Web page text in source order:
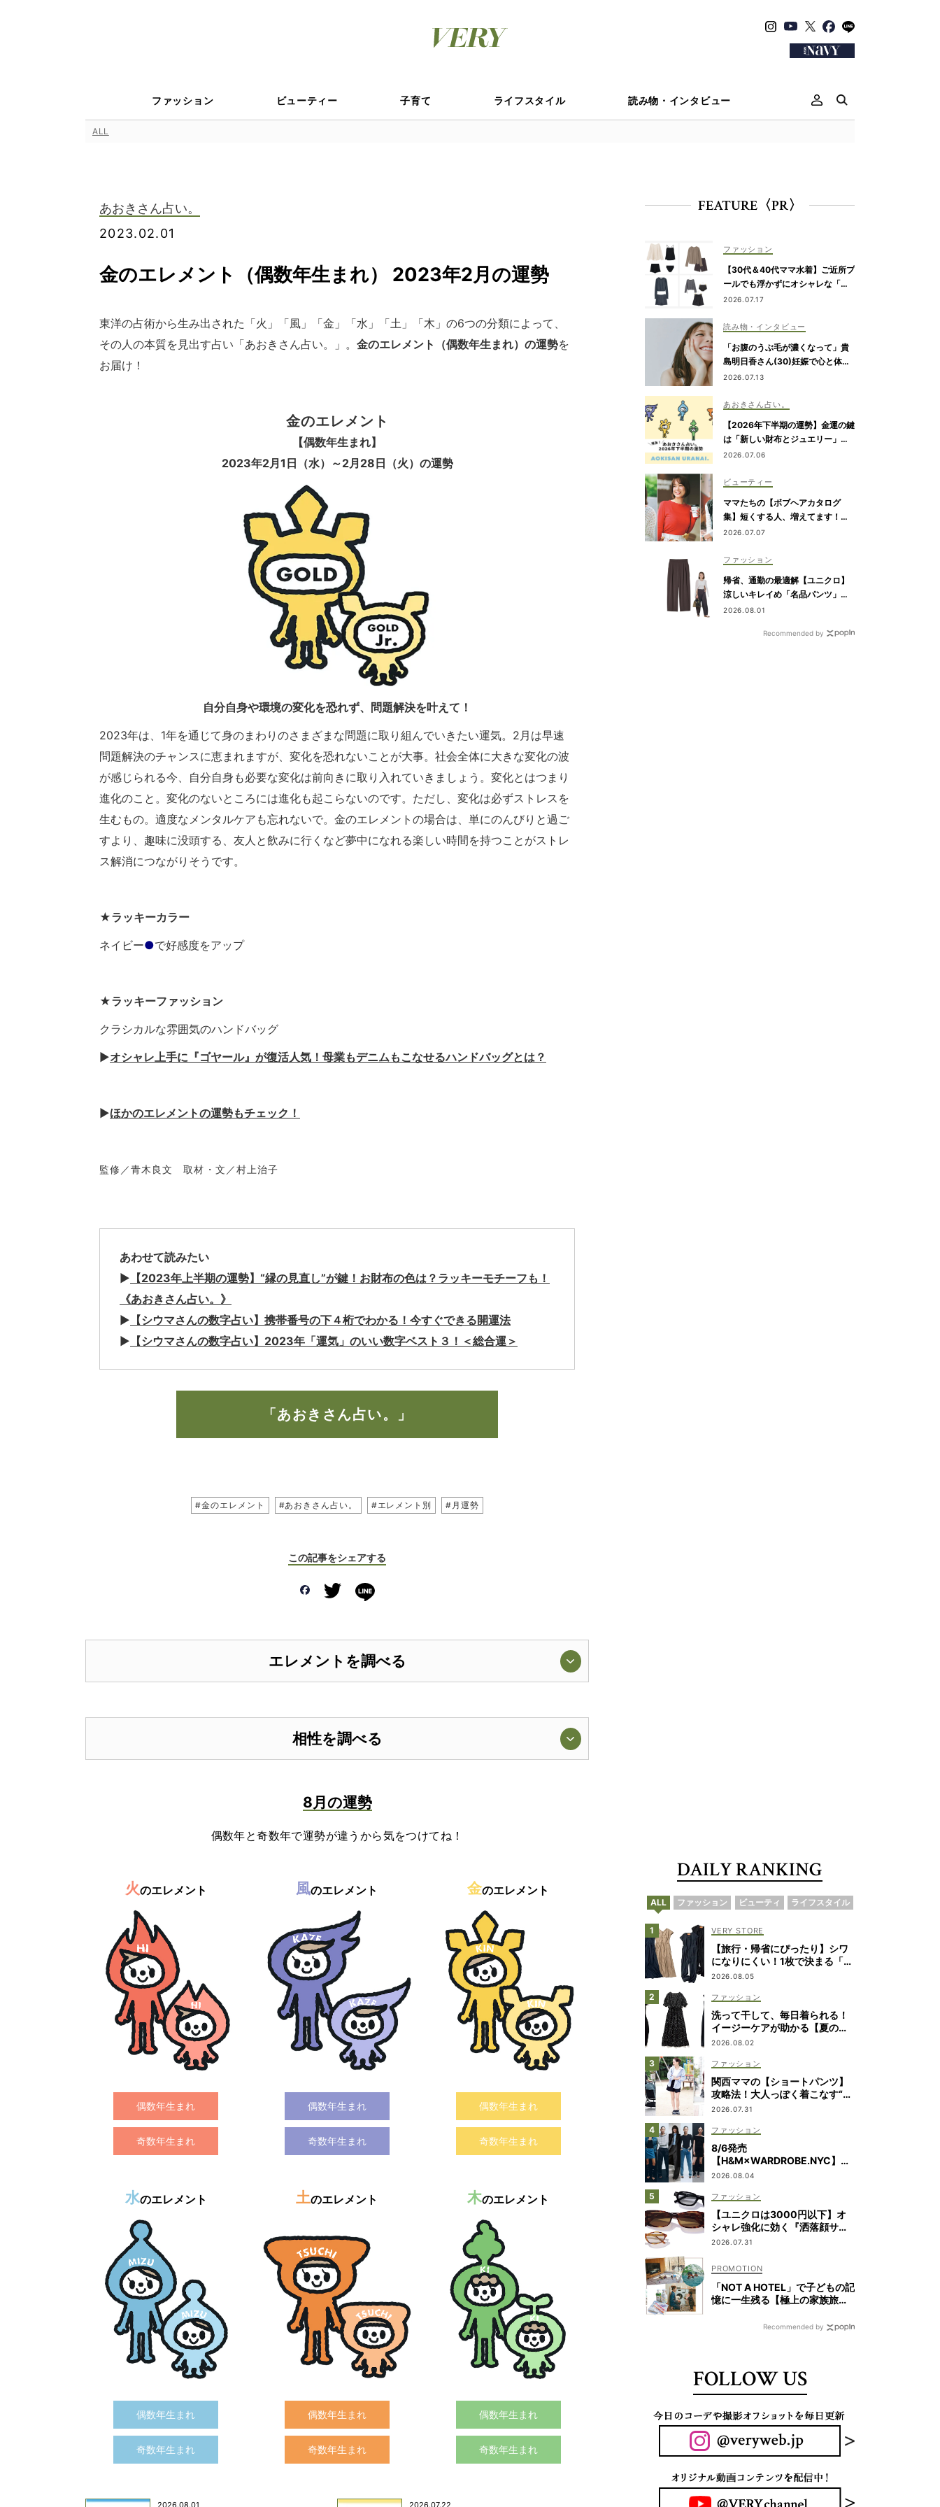
ファッション ビューティー 子育て ライフスタイル 読み物・インタビュー
ALL
あおきさん占い。
2023.02.01
金のエレメント（偶数年生まれ） 2023年2月の運勢
東洋の占術から生み出された「火」「風」「金」「水」「土」「木」の6つの分類によって、
その人の本質を見出す占い「あおきさん占い。」。 金のエレメント（偶数年生まれ）の運勢を
お届け！
金のエレメント
【偶数年生まれ】
2023年2月1日（水）～2月28日（火）の運勢
自分自身や環境の変化を恐れず、問題解決を叶えて！
2023年は、1年を通じて身のまわりのさまざまな問題に取り組んでいきたい運気。2月は早速
問題解決のチャンスに恵まれますが、変化を恐れないことが大事。社会全体に大きな変化の波
が感じられる今、自分自身も必要な変化は前向きに取り入れていきましょう。変化とはつまり
進化のこと。変化のないところには進化も起こらないのです。ただし、変化は必ずストレスを
生むもの。適度なメンタルケアも忘れないで。金のエレメントの場合は、単にのんびりと過ご
すより、趣味に没頭する、友人と飲みに行くなど夢中になれる楽しい時間を持つことがストレ
ス解消につながりそうです。
★ラッキーカラー
ネイビー●で好感度をアップ
★ラッキーファッション
クラシカルな雰囲気のハンドバッグ
▶︎オシャレ上手に『ゴヤール』が復活人気！母業もデニムもこなせるハンドバッグとは？
▶︎ほかのエレメントの運勢もチェック！
監修／青木良文 取材・文／村上治子
あわせて読みたい
▶︎ 【2023年上半期の運勢】“縁の見直し”が鍵！お財布の色は？ラッキーモチーフも！
《あおきさん占い。》
▶︎ 【シウマさんの数字占い】携帯番号の下４桁でわかる！今すぐできる開運法
▶︎ 【シウマさんの数字占い】 2023年「運気」のいい数字ベスト３！＜総合運＞
「あおきさん占い。」
#金のエレメント #あおきさん占い。 #エレメント別 #月運勢
この記事をシェアする
エレメントを調べる
相性を調べる
8月の運勢
偶数年と奇数年で運勢が違うから気をつけてね！
火のエレメント
偶数年生まれ
奇数年生まれ
風のエレメント
偶数年生まれ
奇数年生まれ
金のエレメント
偶数年生まれ
奇数年生まれ
水のエレメント
偶数年生まれ
奇数年生まれ
土のエレメント
偶数年生まれ
奇数年生まれ
木のエレメント
偶数年生まれ
奇数年生まれ
2026.08.01 2026.07.22
FEATURE〈PR〉
ファッション
【30代＆40代ママ水着】ご近所プ
ールでも浮かずにオシャレな「ラ
ッシュガード＆ショートパンツセ
2026.07.17
読み物・インタビュー
「お腹のうぶ毛が濃くなって」貴
島明日香さん(30)妊娠で心と体に
生じた変化も「愛しいです」
2026.07.13
あおきさん占い。
【2026年下半期の運勢】金運の鍵
は「新しい財布とジュエリー」！
あえての“アナログなコミュニケー
ん占い。
2026.07.06
ビューティー
ママたちの【ボブヘアカタログ
集】短くする人、増えてます！愛
用ヘアケアまで全部見せ
2026.07.07
ファッション
帰省、通勤の最適解【ユニクロ】
涼しいキレイめ「名品パンツ」は
ブラウンが使える！
2026.08.01
Recommended by
DAILY RANKING
ALL ファッション ビューティ ライフスタイル
VERY STORE
【旅行・帰省にぴったり】シワ
になりにくい！1枚で決まる「ワ
ンピ&オールインワン」2選
2026.08.05
ファッション
洗って干して、毎日着られる！
イージーケアが助かる【夏の相
棒ワンピ】8選
2026.08.02
ファッション
関西ママの【ショートパンツ】
攻略法！大人っぽく着こなす“マ
イルール”を拝見
2026.07.31
ファッション
8/6発売
【H&M×WARDROBE.NYC】ル
ック＆全アイテムをチェック
2026.08.04
ファッション
【ユニクロは3000円以下】オ
シャレ強化に効く『洒落顔サン
グラス』は“ナローフォルム”が
2026.07.31
「NOT A HOTEL」で子どもの記
憶に一生残る【極上の家族旅】
Recommended by
FOLLOW US